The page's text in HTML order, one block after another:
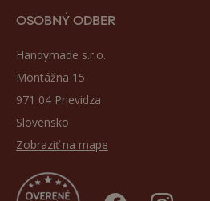
OSOBNÝ ODBER
Handymade s.r.o.
Montážna 15
971 04 Prievidza
Slovensko
Zobraziť na mape